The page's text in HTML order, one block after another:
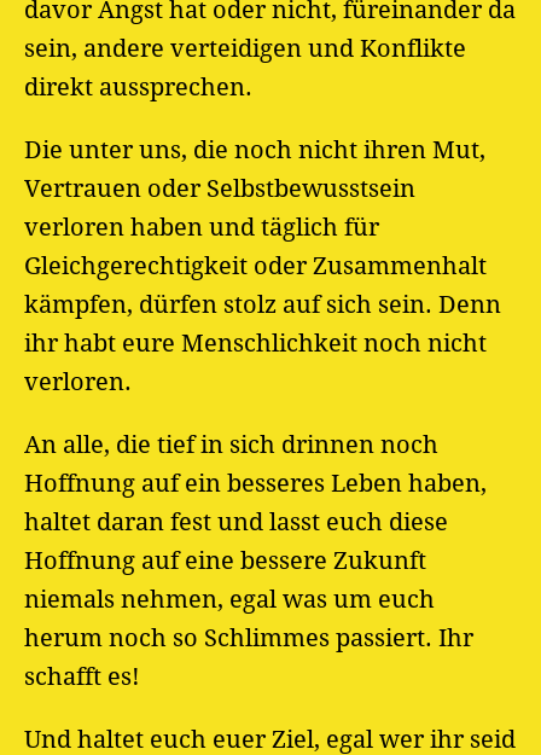
davor Angst hat oder nicht, füreinander da
sein, andere verteidigen und Konflikte
direkt aussprechen.
Die unter uns, die noch nicht ihren Mut,
Vertrauen oder Selbstbewusstsein
verloren haben und täglich für
Gleichgerechtigkeit oder Zusammenhalt
kämpfen, dürfen stolz auf sich sein. Denn
ihr habt eure Menschlichkeit noch nicht
verloren.
An alle, die tief in sich drinnen noch
Hoffnung auf ein besseres Leben haben,
haltet daran fest und lasst euch diese
Hoffnung auf eine bessere Zukunft
niemals nehmen, egal was um euch
herum noch so Schlimmes passiert. Ihr
schafft es!
Und haltet euch euer Ziel, egal wer ihr seid